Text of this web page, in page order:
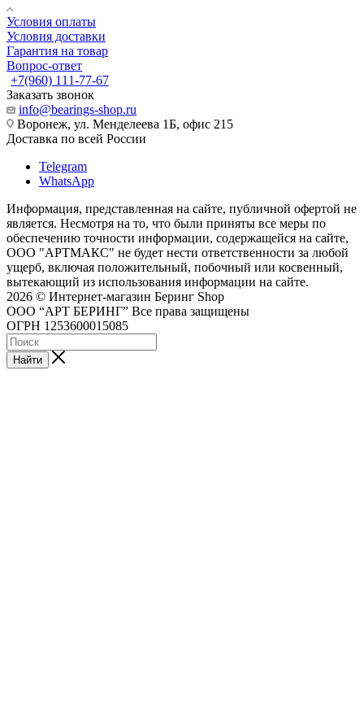
Условия оплаты
Условия доставки
Гарантия на товар
Вопрос-ответ
+7(960) 111-77-67
Заказать звонок
info@bearings-shop.ru
Воронеж, ул. Менделеева 1Б, офис 215
Доставка по всей России
Telegram
WhatsApp
Информация, представленная на сайте, публичной офертой не
является. Несмотря на то, что были приняты все меры по
обеспечению точности информации, содержащейся на сайте,
ООО "АРТМАКС" не будет нести ответственности за любой
ущерб, включая положительный, побочный или косвенный,
вытекающий из использования информации на сайте.
2026 © Интернет-магазин Беринг Shop
ООО “АРТ БЕРИНГ” Все права защищены
ОГРН 1253600015085
Найти